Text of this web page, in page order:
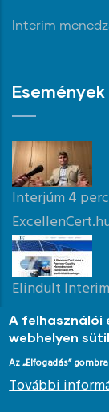
Interim
Események
Interjúm 4
Elindult
A felhasználói
webhelyen
Az „Elfogadás”
További